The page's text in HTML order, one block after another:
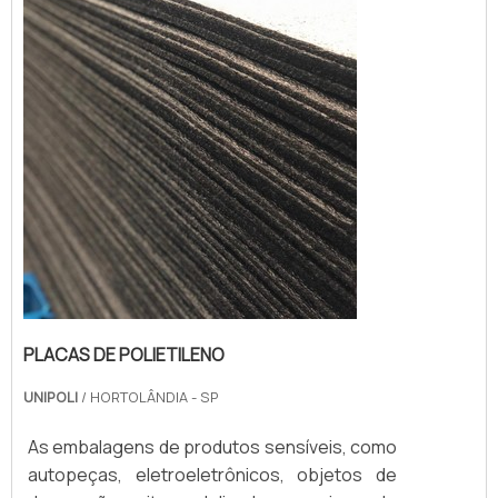
e o consumo dos produtos abrigados. Dessa
forma, esta proteção evita prejuízos e ainda
agrega val...
PLACAS DE POLIETILENO
UNIPOLI / HORTOLÂNDIA - SP
As embalagens de produtos sensíveis, como
autopeças, eletroeletrônicos, objetos de